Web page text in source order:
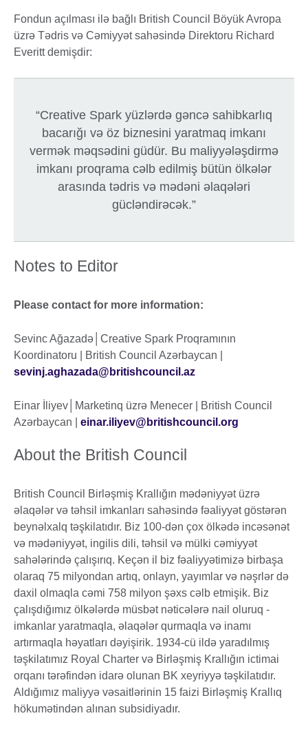
Fondun açılması ilə bağlı British Council Böyük Avropa
üzrə Tədris və Cəmiyyət sahəsində Direktoru Richard
Everitt demişdir:
“Creative Spark yüzlərdə gəncə sahibkarlıq
bacarığı və öz biznesini yaratmaq imkanı
vermək məqsədini güdür. Bu maliyyələşdirmə
imkanı proqrama cəlb edilmiş bütün ölkələr
arasında tədris və mədəni əlaqələri
gücləndirəcək.”
Notes to Editor
Please contact for more information:
Sevinc Ağazadə│Creative Spark Proqramının
Koordinatoru | British Council Azərbaycan |
sevinj.aghazada@britishcouncil.az
Einar İliyev│Marketinq üzrə Menecer | British Council
Azərbaycan | einar.iliyev@britishcouncil.org
About the British Council
British Council Birləşmiş Krallığın mədəniyyət üzrə
əlaqələr və təhsil imkanları sahəsində fəaliyyət göstərən
beynəlxalq təşkilatıdır. Biz 100-dən çox ölkədə incəsənət
və mədəniyyət, ingilis dili, təhsil və mülki cəmiyyət
sahələrində çalışırıq. Keçən il biz fəaliyyətimizə birbaşa
olaraq 75 milyondan artıq, onlayn, yayımlar və nəşrlər də
daxil olmaqla cəmi 758 milyon şəxs cəlb etmişik. Biz
çalışdığımız ölkələrdə müsbət nəticələrə nail oluruq -
imkanlar yaratmaqla, əlaqələr qurmaqla və inamı
artırmaqla həyatları dəyişirik. 1934-cü ildə yaradılmış
təşkilatımız Royal Charter və Birləşmiş Krallığın ictimai
orqanı tərəfindən idarə olunan BK xeyriyyə təşkilatıdır.
Aldığımız maliyyə vəsaitlərinin 15 faizi Birləşmiş Krallıq
hökumətindən alınan subsidiyadır.